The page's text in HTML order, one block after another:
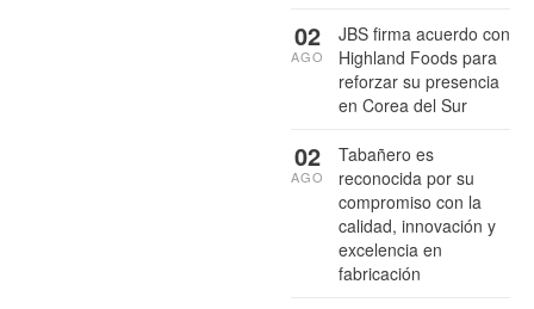
JBS firma acuerdo con
Highland Foods para
reforzar su presencia
en Corea del Sur
02
AGO
Tabañero es
reconocida por su
compromiso con la
calidad, innovación y
excelencia en
fabricación
02
AGO